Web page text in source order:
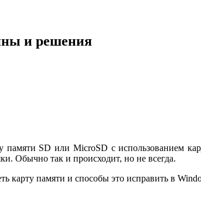
и решения
памяти SD или MicroSD с использованием
Обычно так и происходит, но не всегда.
карту памяти и способы это исправить в